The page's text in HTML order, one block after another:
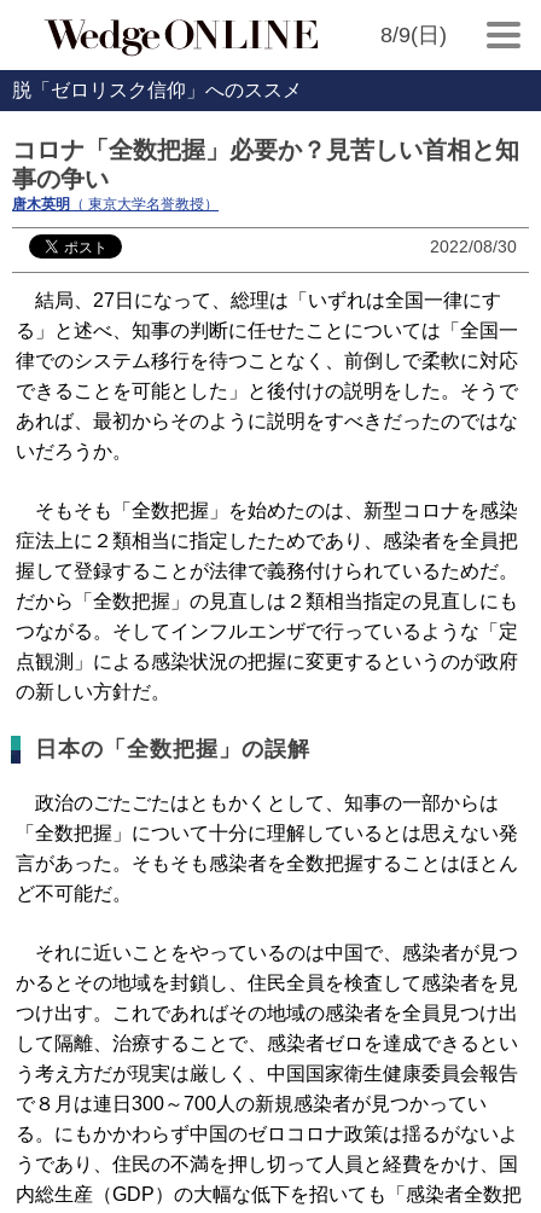
8/9(日)
脱「ゼロリスク信仰」へのススメ
コロナ「全数把握」必要か？見苦しい首相と知
事の争い
唐木英明 （ 東京大学名誉教授）
2022/08/30
結局、27日になって、総理は「いずれは全国一律にす
る」と述べ、知事の判断に任せたことについては「全国一
律でのシステム移行を待つことなく、前倒しで柔軟に対応
できることを可能とした」と後付けの説明をした。そうで
あれば、最初からそのように説明をすべきだったのではな
いだろうか。
そもそも「全数把握」を始めたのは、新型コロナを感染
症法上に２類相当に指定したためであり、感染者を全員把
握して登録することが法律で義務付けられているためだ。
だから「全数把握」の見直しは２類相当指定の見直しにも
つながる。そしてインフルエンザで行っているような「定
点観測」による感染状況の把握に変更するというのが政府
の新しい方針だ。
日本の「全数把握」の誤解
政治のごたごたはともかくとして、知事の一部からは
「全数把握」について十分に理解しているとは思えない発
言があった。そもそも感染者を全数把握することはほとん
ど不可能だ。
それに近いことをやっているのは中国で、感染者が見つ
かるとその地域を封鎖し、住民全員を検査して感染者を見
つけ出す。これであればその地域の感染者を全員見つけ出
して隔離、治療することで、感染者ゼロを達成できるとい
う考え方だが現実は厳しく、中国国家衛生健康委員会報告
で８月は連日300～700人の新規感染者が見つかってい
る。にもかかわらず中国のゼロコロナ政策は揺るがないよ
うであり、住民の不満を押し切って人員と経費をかけ、国
内総生産（GDP）の大幅な低下を招いても「感染者全数把